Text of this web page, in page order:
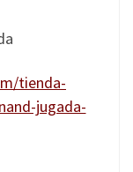
tienda-
jugada-